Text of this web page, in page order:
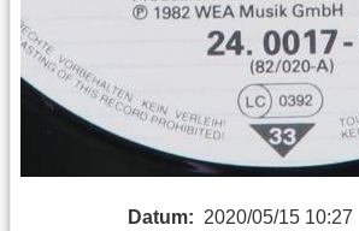
Datum: 2020/05/15 10:27